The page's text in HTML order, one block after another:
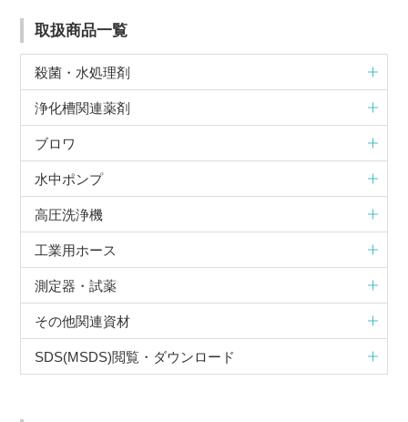
取扱商品一覧
殺菌・水処理剤
浄化槽関連薬剤
ブロワ
水中ポンプ
高圧洗浄機
工業用ホース
測定器・試薬
その他関連資材
SDS(MSDS)閲覧・ダウンロード